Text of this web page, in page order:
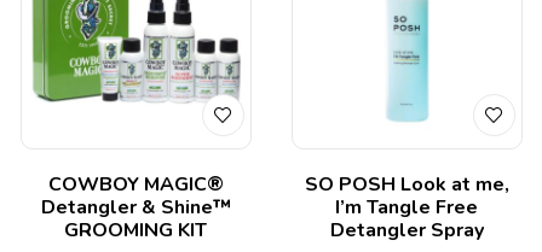
COWBOY MAGIC®
Detangler & Shine™
GROOMING KIT
SO POSH Look at me,
I’m Tangle Free
Detangler Spray